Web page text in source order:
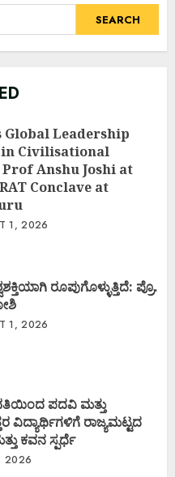
Global Leadership
in Civilisational
Prof Anshu Joshi at
Conclave at
1, 2026
ರೂಪುಗೊಳ್ಳುತ್ತಿದೆ: ಪ್ರೊ.
1, 2026
ಪದವಿ ಮತ್ತು
ವಿದ್ಯಾರ್ಥಿಗಳಿಗೆ ರಾಜ್ಯಮಟ್ಟದ
ಕವನ ಸ್ಪರ್ಧೆ
2026